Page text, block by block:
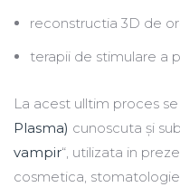
reconstructia 3D de
terapii de stimulare a
La acest ulltim proces
Plasma) cunoscuta și
vampir“, utilizata in
cosmetica,